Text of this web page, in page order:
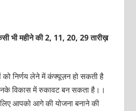
भी महीने की 2, 11, 20, 29 तारीख़
निर्णय लेने में कंफ्यूज़न हो सकती है
विकास में रुकावट बन सकता है।।
आपको आगे की योजना बनाने की